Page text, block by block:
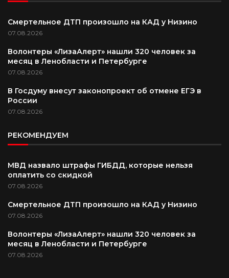
Смертельное ДТП произошло на КАД у Низино
07.08.2026
Волонтеры «ЛизаАлерт» нашли 320 человек за
месяц в Ленобласти и Петербурге
07.08.2026
В Госдуму внесут законопроект об отмене ЕГЭ в
России
07.08.2026
РЕКОМЕНДУЕМ
МВД назвало штрафы ГИБДД, которые нельзя
оплатить со скидкой
07.08.2026
Смертельное ДТП произошло на КАД у Низино
07.08.2026
Волонтеры «ЛизаАлерт» нашли 320 человек за
месяц в Ленобласти и Петербурге
07.08.2026